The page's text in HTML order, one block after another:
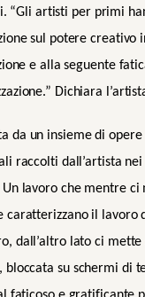
“Gli artisti per primi
sul potere creativo
e alla seguente
Dichiara
da un insieme di
raccolti dall’artista
lavoro che mentre ci
caratterizzano il lavoro
dall’altro lato ci mette
bloccata su schermi di